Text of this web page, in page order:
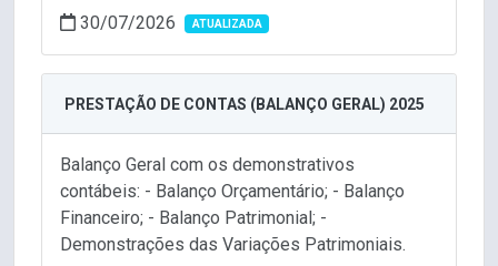
30/07/2026
ATUALIZADA
PRESTAÇÃO DE CONTAS (BALANÇO GERAL) 2025
Balanço Geral com os demonstrativos
contábeis: - Balanço Orçamentário; - Balanço
Financeiro; - Balanço Patrimonial; -
Demonstrações das Variações Patrimoniais.